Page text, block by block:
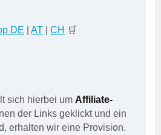
DE AT CH 🛒
sich hierbei um Affiliate-
der Links geklickt und ein
erhalten wir eine Provision.